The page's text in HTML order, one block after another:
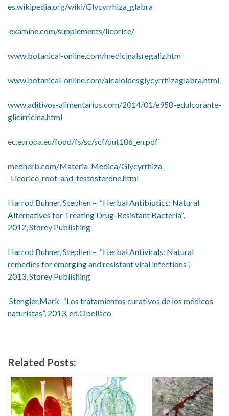
es.wikipedia.org/wiki/Glycyrrhiza_glabra
examine.com/supplements/licorice/
www.botanical-online.com/medicinalsregaliz.htm
www.botanical-online.com/alcaloidesglycyrrhizaglabra.html
www.aditivos-alimentarios.com/2014/01/e958-edulcorante-
glicirricina.html
ec.europa.eu/food/fs/sc/scf/out186_en.pdf
medherb.com/Materia_Medica/Glycyrrhiza_-
_Licorice_root_and_testosterone.html
Harrod Buhner, Stephen – “Herbal Antibiotics: Natural
Alternatives for Treating Drug-Resistant Bacteria”,
2012, Storey Publishing
Harrod Buhner, Stephen – “Herbal Antivirals: Natural
remedies for emerging and resistant viral infections”,
2013, Storey Publishing
Stengler,Mark -“Los tratamientos curativos de los médicos
naturistas”, 2013, ed.Obelisco
Related Posts: